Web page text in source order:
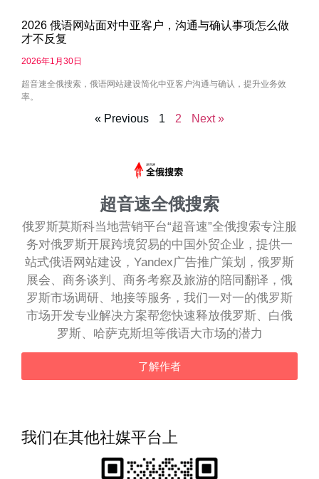
2026 俄语网站面对中亚客户，沟通与确认事项怎么做
才不反复
2026年1月30日
超音速全俄搜索，俄语网站建设简化中亚客户沟通与确认，提升业务效
率。
« Previous 1 2 Next »
超音速全俄搜索
俄罗斯莫斯科当地营销平台“超音速”全俄搜索专注服
务对俄罗斯开展跨境贸易的中国外贸企业，提供一
站式俄语网站建设，Yandex广告推广策划，俄罗斯
展会、商务谈判、商务考察及旅游的陪同翻译，俄
罗斯市场调研、地接等服务，我们一对一的俄罗斯
市场开发专业解决方案帮您快速释放俄罗斯、白俄
罗斯、哈萨克斯坦等俄语大市场的潜力
了解作者
我们在其他社媒平台上